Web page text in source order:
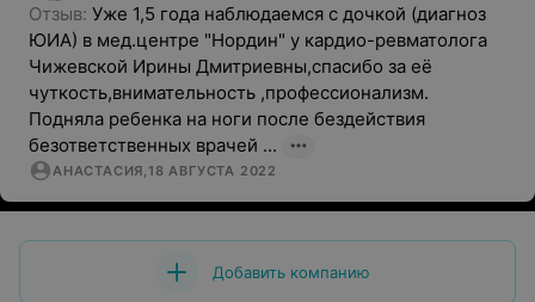
Отзыв: Уже 1,5 года наблюдаемся с дочкой (диагноз
ЮИА) в мед.центре "Нордин" у кардио-ревматолога
Чижевской Ирины Дмитриевны,спасибо за её
чуткость,внимательность ,профессионализм.
Подняла ребенка на ноги после бездействия
безответственных врачей ...
АНАСТАСИЯ, 18 АВГУСТА 2022
Добавить компанию